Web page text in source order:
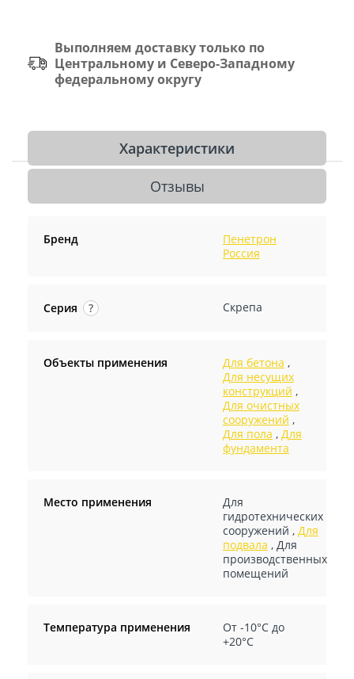
Выполняем доставку только по
Центральному и Северо-Западному
федеральному округу
Характеристики
Отзывы
Бренд
Пенетрон
Россия
Серия ? Скрепа
Объекты применения Для бетона ,
Для несущих
конструкций ,
Для очистных
сооружений ,
Для пола , Для
фундамента
Место применения
Для
гидротехнических
сооружений , Для
подвала , Для
производственных
помещений
Температура применения
От -10°C до
+20°C